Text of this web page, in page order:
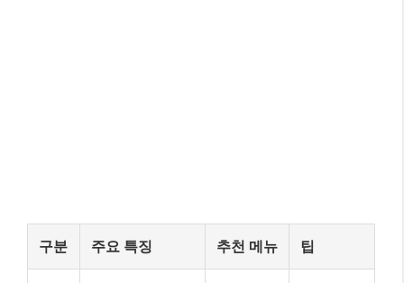
구분 주요 특징 추천 메뉴 팁